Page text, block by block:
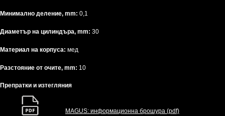
Минимално деление, mm: 0,1
Диаметър на цилиндъра, mm: 30
Материал на корпуса: мед
Разстояние от очите, mm: 10
Препратки и изтегляния
MAGUS: информационна брошура (pdf)